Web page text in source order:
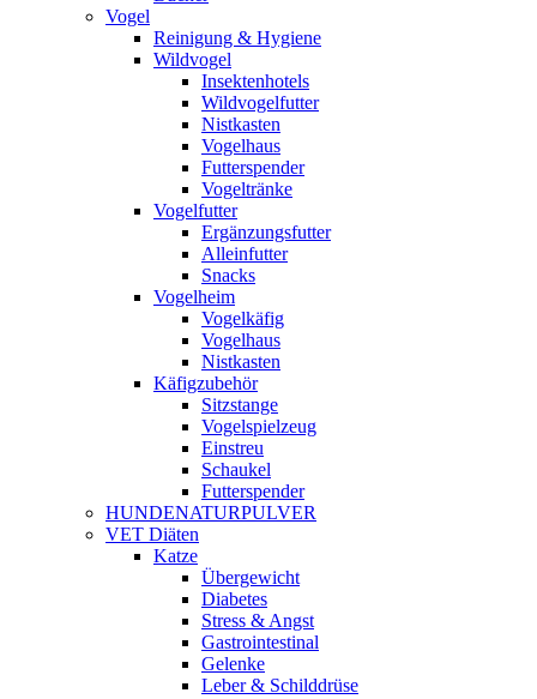
Vogel
Reinigung & Hygiene
Wildvogel
Insektenhotels
Wildvogelfutter
Nistkasten
Vogelhaus
Futterspender
Vogeltränke
Vogelfutter
Ergänzungsfutter
Alleinfutter
Snacks
Vogelheim
Vogelkäfig
Vogelhaus
Nistkasten
Käfigzubehör
Sitzstange
Vogelspielzeug
Einstreu
Schaukel
Futterspender
HUNDENATURPULVER
VET Diäten
Katze
Übergewicht
Diabetes
Stress & Angst
Gastrointestinal
Gelenke
Leber & Schilddrüse